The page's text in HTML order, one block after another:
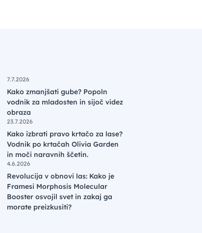
7.7.2026
Kako zmanjšati gube? Popoln
vodnik za mladosten in sijoč videz
obraza
23.7.2026
Kako izbrati pravo krtačo za lase?
Vodnik po krtačah Olivia Garden
in moči naravnih ščetin.
4.6.2026
Revolucija v obnovi las: Kako je
Framesi Morphosis Molecular
Booster osvojil svet in zakaj ga
morate preizkusiti?